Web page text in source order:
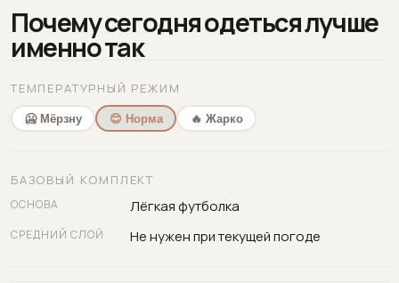
Почему сегодня одеться лучше
именно так
ТЕМПЕРАТУРНЫЙ РЕЖИМ
🥶 Мёрзну 😊 Норма 🔥 Жарко
БАЗОВЫЙ КОМПЛЕКТ
ОСНОВА Лёгкая футболка
СРЕДНИЙ СЛОЙ Не нужен при текущей погоде